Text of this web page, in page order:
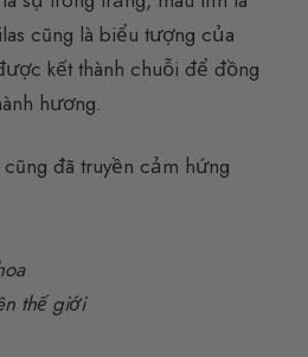
cũng là biểu tượng của
kết thành chuỗi để đồng
hương.
đã truyền cảm hứng
thế giới